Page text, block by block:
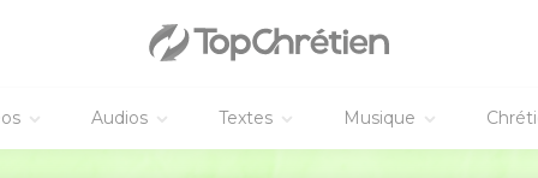
Audios Textes Musique
וַיִּרְאוּ֙ הַשֹּׁ֣מְרִ֔ים אִ֖ישׁ יוֹצֵ֣א מִן־הָעִ֑יר וַיֹּ֣אמְרוּ ל֗וֹ הַרְאֵ֤נוּ נָא֙
וְאֶת־בְּנוֹתֶיהָ֮ וְאֶת־תַּעְנַ֣ךְ וְאֶת־בְּנֹתֶיהָ֒ וְאֶת־*ישב **יֹשְׁבֵ֨י ד֜וֹר